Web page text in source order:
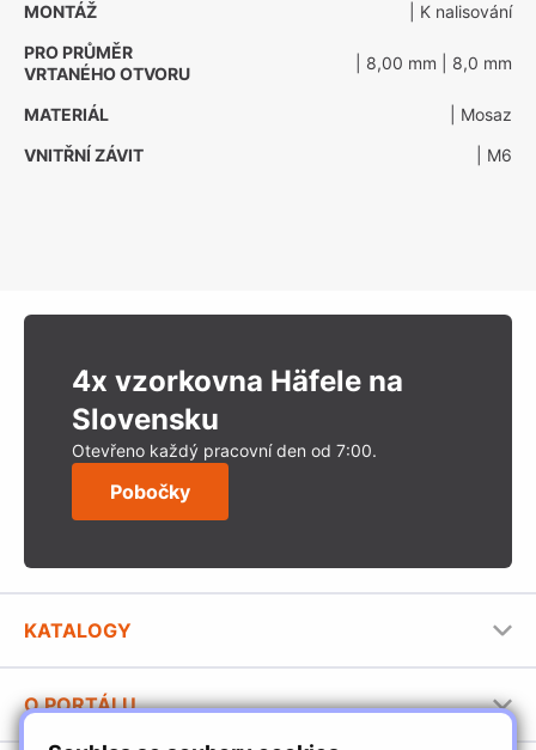
MONTÁŽ
| K nalisování
PRO PRŮMĚR
VRTANÉHO OTVORU
| 8,00 mm | 8,0 mm
MATERIÁL
| Mosaz
VNITŘNÍ ZÁVIT
| M6
4x vzorkovna Häfele na
Slovensku
Otevřeno každý pracovní den od 7:00.
Pobočky
KATALOGY
Stavební katalog Häfele
O PORTÁLU